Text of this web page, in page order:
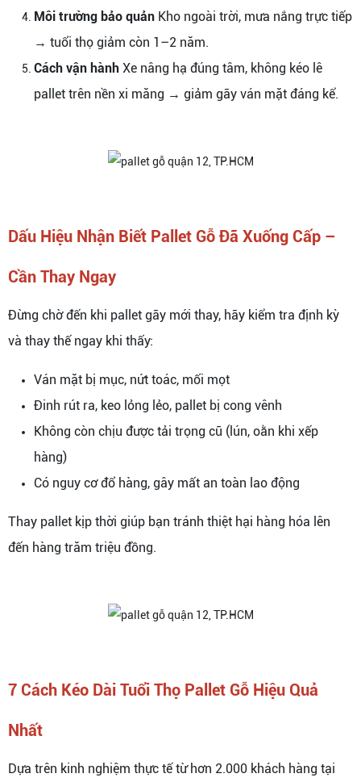
Môi trường bảo quản Kho ngoài trời, mưa nắng trực tiếp
→ tuổi thọ giảm còn 1–2 năm.
Cách vận hành Xe nâng hạ đúng tâm, không kéo lê
pallet trên nền xi măng → giảm gãy ván mặt đáng kể.
Dấu Hiệu Nhận Biết Pallet Gỗ Đã Xuống Cấp –
Cần Thay Ngay
Đừng chờ đến khi pallet gãy mới thay, hãy kiểm tra định kỳ
và thay thế ngay khi thấy:
Ván mặt bị mục, nứt toác, mối mọt
Đinh rút ra, keo lỏng lẻo, pallet bị cong vênh
Không còn chịu được tải trọng cũ (lún, oằn khi xếp
hàng)
Có nguy cơ đổ hàng, gây mất an toàn lao động
Thay pallet kịp thời giúp bạn tránh thiệt hại hàng hóa lên
đến hàng trăm triệu đồng.
7 Cách Kéo Dài Tuổi Thọ Pallet Gỗ Hiệu Quả
Nhất
Dựa trên kinh nghiệm thực tế từ hơn 2.000 khách hàng tại